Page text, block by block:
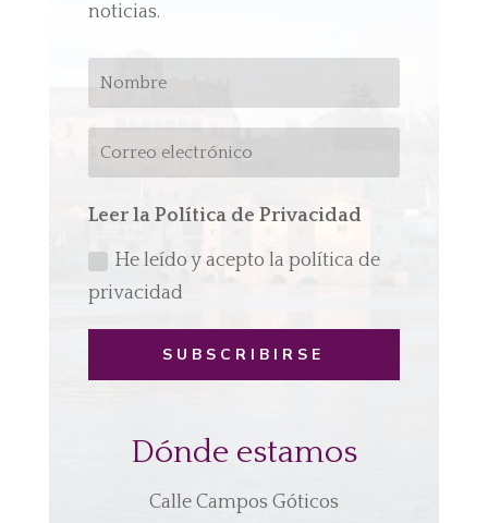
noticias.
Leer la Política de Privacidad
He leído y acepto la política de
privacidad
SUBSCRIBIRSE
Dónde estamos
Calle Campos Góticos